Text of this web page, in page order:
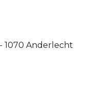
1070 Anderlecht